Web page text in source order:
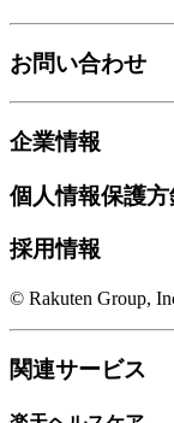
お問い合わせ
企業情報
個人情報保護方
採用情報
© Rakuten Group,
関連サービス